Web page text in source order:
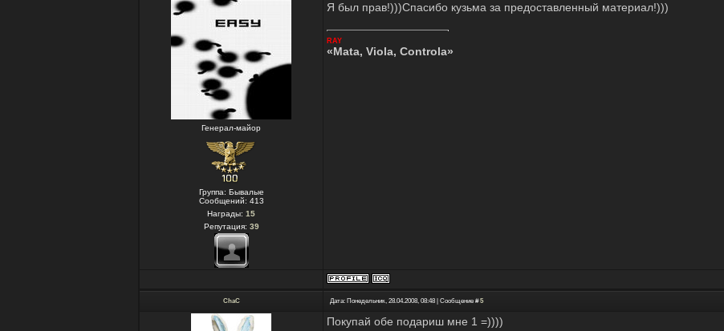
Генерал-майор
Группа: Бывалые
Сообщений: 413
Награды: 15
Репутация: 39
Я был прав!)))Спасибо кузьма за предоставленный материал!)))
RAY
«Mata, Viola, Controla»
ChaC Дата: Понедельник, 28.04.2008, 08:48 | Сообщение #5
Покупай обе подариш мне 1 =))))